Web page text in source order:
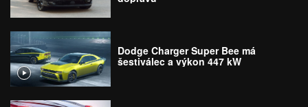
Dodge Charger Super Bee má
šestiválec a výkon 447 kW